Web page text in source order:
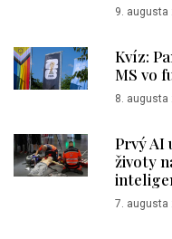
9. augusta
Kvíz:
MS vo
8. augusta
Prvý AI
životy
7. augusta